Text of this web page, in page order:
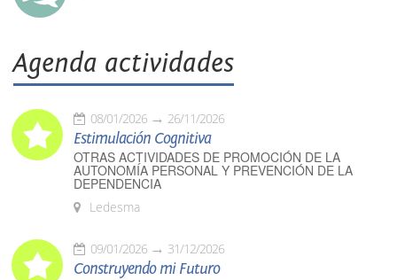
Agenda actividades
08/01/2026 26/11/2026
Estimulación Cognitiva
OTRAS ACTIVIDADES DE PROMOCIÓN DE LA
AUTONOMÍA PERSONAL Y PREVENCIÓN DE LA
DEPENDENCIA
Ledesma
09/01/2026 31/12/2026
Construyendo mi Futuro